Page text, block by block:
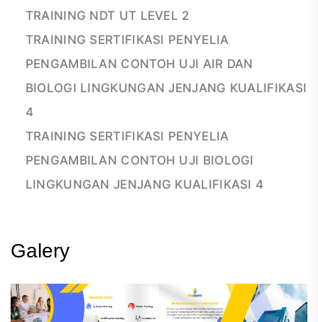
TRAINING NDT UT LEVEL 2
TRAINING SERTIFIKASI PENYELIA
PENGAMBILAN CONTOH UJI AIR DAN
BIOLOGI LINGKUNGAN JENJANG KUALIFIKASI
4
TRAINING SERTIFIKASI PENYELIA
PENGAMBILAN CONTOH UJI BIOLOGI
LINGKUNGAN JENJANG KUALIFIKASI 4
Galery